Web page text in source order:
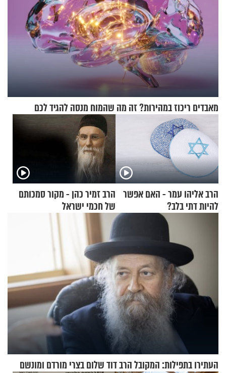
מאבדים ריכוז במהירות? זה מה שהמוח מנסה להגיד לכם
הרב אליהו עמר - האם אפשר
להיות דתי בלב?
הרב זמיר כהן - מקור סמכותם
של חכמי ישראל
העתירו בתפילות: המקובל הרב דוד שלום בצרי מורדם ומונשם